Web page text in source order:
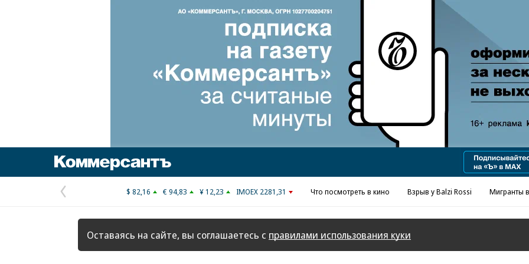
Реклама в «Ъ» www.kommersant.ru/ad
Предыдущая
страница
$ 82,16 € 94,83 ¥ 12,23 IMOEX 2281,31 Что посмотреть в кино Взрыв у Balzi Rossi Мигранты
Оставаясь на сайте, вы соглашаетесь с правилами использования куки